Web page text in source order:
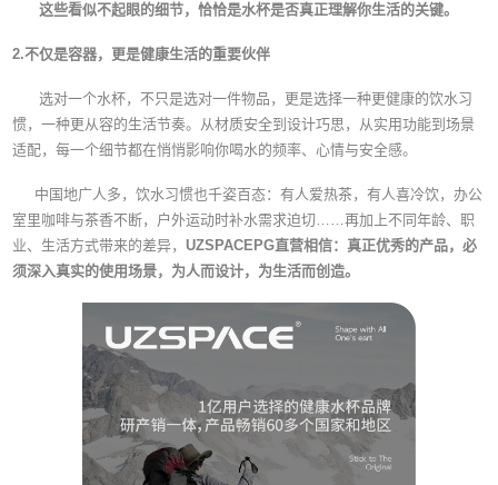
这些看似不起眼的细节，恰恰是水杯是否真正理解你生活的关键。
2.不仅是容器，更是健康生活的重要伙伴
选对一个水杯，不只是选对一件物品，更是选择一种更健康的饮水习
惯，一种更从容的生活节奏。从材质安全到设计巧思，从实用功能到场景
适配，每一个细节都在悄悄影响你喝水的频率、心情与安全感。
中国地广人多，饮水习惯也千姿百态：有人爱热茶，有人喜冷饮，办公
室里咖啡与茶香不断，户外运动时补水需求迫切……再加上不同年龄、职
业、生活方式带来的差异，UZSPACEPG直营相信：真正优秀的产品，必
须深入真实的使用场景，为人而设计，为生活而创造。